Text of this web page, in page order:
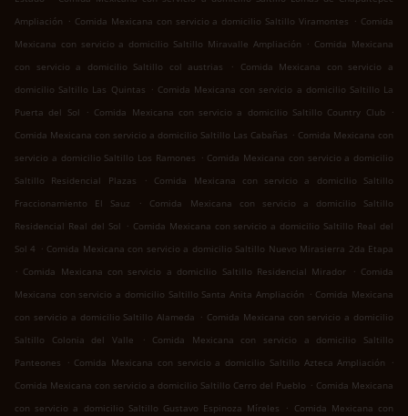
Ampliación . Comida Mexicana con servicio a domicilio Saltillo Viramontes . Comida
Mexicana con servicio a domicilio Saltillo Miravalle Ampliación . Comida Mexicana
con servicio a domicilio Saltillo col austrias
.
Comida Mexicana con servicio a
domicilio Saltillo Las Quintas . Comida Mexicana con servicio a domicilio Saltillo La
Puerta del Sol
. Comida Mexicana con servicio a domicilio Saltillo Country Club
.
Comida Mexicana con servicio a domicilio Saltillo Las Cabañas . Comida Mexicana con
servicio a domicilio Saltillo Los Ramones . Comida Mexicana con servicio a domicilio
Saltillo Residencial Plazas
.
Comida Mexicana con servicio a domicilio Saltillo
Fraccionamiento El Sauz
.
Comida Mexicana con servicio a domicilio Saltillo
Residencial Real del Sol . Comida Mexicana con servicio a domicilio Saltillo Real del
Sol 4 . Comida Mexicana con servicio a domicilio Saltillo Nuevo Mirasierra 2da Etapa
. Comida Mexicana con servicio a domicilio Saltillo Residencial Mirador . Comida
Mexicana con servicio a domicilio Saltillo Santa Anita Ampliación . Comida Mexicana
con servicio a domicilio Saltillo Alameda . Comida Mexicana con servicio a domicilio
Saltillo Colonia del Valle
.
Comida Mexicana con servicio a domicilio Saltillo
Panteones
. Comida Mexicana con servicio a domicilio Saltillo Azteca Ampliación
.
Comida Mexicana con servicio a domicilio Saltillo Cerro del Pueblo . Comida Mexicana
con servicio a domicilio Saltillo Gustavo Espinoza Míreles
. Comida Mexicana con